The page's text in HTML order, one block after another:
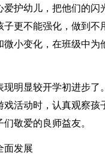
护幼儿，把他们的
更不能强化，做到不
小变化，在班级中
现明显较开学初进步
活动时，认真观察
敬爱的良师益友。
面发展